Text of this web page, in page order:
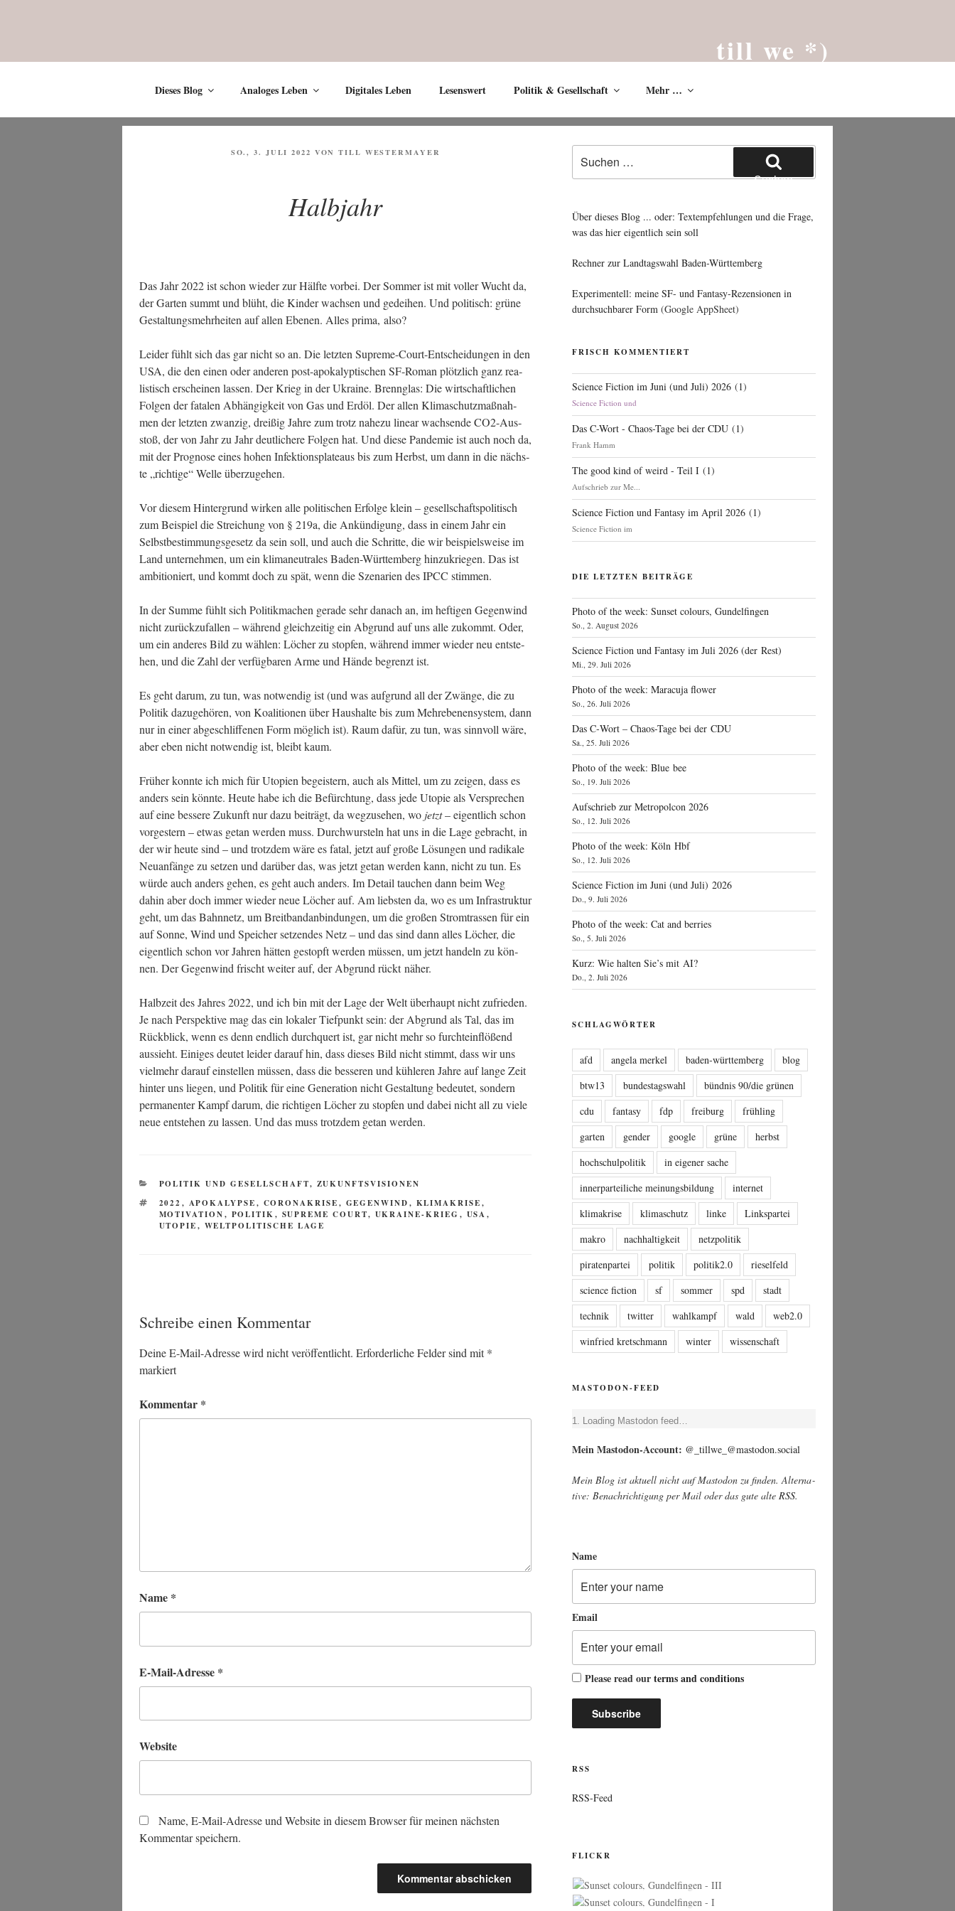
till we *)
Dieses Blog
Analoges Leben Digitales Leben Lesenswert Politik & Gesellschaft Mehr …
VERÖFFENTLICHT
SO., 3. JULI 2022 VONTILL WESTERMAYER
Halbjahr
Das Jahr 2022 ist schon wie­der zur Hälf­te vor­bei. Der Som­mer ist mit vol­ler Wucht da,
der Gar­ten summt und blüht, die Kin­der wach­sen und gedei­hen. Und poli­tisch: grü­ne
Gestal­tungs­mehr­hei­ten auf allen Ebe­nen. Alles pri­ma, also?
Lei­der fühlt sich das gar nicht so an. Die letz­ten Supre­me-Court-Ent­schei­dun­gen in den
USA, die den einen oder ande­ren post-apo­ka­lyp­ti­schen SF-Roman plötz­lich ganz rea­
lis­tisch erschei­nen las­sen. Der Krieg in der Ukrai­ne. Brenn­glas: Die wirt­schaft­li­chen
Fol­gen der fata­len Abhän­gig­keit von Gas und Erd­öl. Der allen Kli­ma­schutz­maß­nah­
men der letz­ten zwan­zig, drei­ßig Jah­re zum trotz nahe­zu line­ar wach­sen­de CO2-Aus­
stoß, der von Jahr zu Jahr deut­li­che­re Fol­gen hat. Und die­se Pan­de­mie ist auch noch da,
mit der Pro­gno­se eines hohen Infek­ti­ons­pla­teaus bis zum Herbst, um dann in die nächs­
te „rich­ti­ge“ Wel­le überzugehen.
Vor die­sem Hin­ter­grund wir­ken alle poli­ti­schen Erfol­ge klein – gesell­schafts­po­li­tisch
zum Bei­spiel die Strei­chung von § 219a, die Ankün­di­gung, dass in einem Jahr ein
Selbst­be­stim­mungs­ge­setz da sein soll, und auch die Schrit­te, die wir bei­spiels­wei­se im
Land unter­neh­men, um ein kli­ma­neu­tra­les Baden-Würt­tem­berg hin­zu­krie­gen. Das ist
ambi­tio­niert, und kommt doch zu spät, wenn die Sze­na­ri­en des IPCC stimmen.
In der Sum­me fühlt sich Poli­tik­ma­chen gera­de sehr danach an, im hef­ti­gen Gegen­wind
nicht zurück­zu­fal­len – wäh­rend gleich­zei­tig ein Abgrund auf uns alle zukommt. Oder,
um ein ande­res Bild zu wäh­len: Löcher zu stop­fen, wäh­rend immer wie­der neu ent­ste­
hen, und die Zahl der ver­füg­ba­ren Arme und Hän­de begrenzt ist.
Es geht dar­um, zu tun, was not­wen­dig ist (und was auf­grund all der Zwän­ge, die zu
Poli­tik dazu­ge­hö­ren, von Koali­tio­nen über Haus­hal­te bis zum Meh­re­be­nen­sys­tem, dann
nur in einer abge­schlif­fe­nen Form mög­lich ist). Raum dafür, zu tun, was sinn­voll wäre,
aber eben nicht not­wen­dig ist, bleibt kaum.
Frü­her konn­te ich mich für Uto­pien begeis­tern, auch als Mit­tel, um zu zei­gen, dass es
anders sein könn­te. Heu­te habe ich die Befürch­tung, dass jede Uto­pie als Ver­spre­chen
auf eine bes­se­re Zukunft nur dazu bei­trägt, da weg­zu­se­hen, wo jetzt– eigent­lich schon
vor­ges­tern – etwas getan wer­den muss. Durch­wurs­teln hat uns in die Lage gebracht, in
der wir heu­te sind – und trotz­dem wäre es fatal, jetzt auf gro­ße Lösun­gen und radi­ka­le
Neu­an­fän­ge zu set­zen und dar­über das, was jetzt getan wer­den kann, nicht zu tun. Es
wür­de auch anders gehen, es geht auch anders. Im Detail tau­chen dann beim Weg
dahin aber doch immer wie­der neue Löcher auf. Am liebs­ten da, wo es um Infra­struk­tur
geht, um das Bahn­netz, um Breit­band­an­bin­dun­gen, um die gro­ßen Strom­tras­sen für ein
auf Son­ne, Wind und Spei­cher set­zen­des Netz – und das sind dann alles Löcher, die
eigent­lich schon vor Jah­ren hät­ten gestopft wer­den müs­sen, um jetzt han­deln zu kön­
nen. Der Gegen­wind frischt wei­ter auf, der Abgrund rückt näher.
Halb­zeit des Jah­res 2022, und ich bin mit der Lage der Welt über­haupt nicht zufrie­den.
Je nach Per­spek­ti­ve mag das ein loka­ler Tief­punkt sein: der Abgrund als Tal, das im
Rück­blick, wenn es denn end­lich durch­quert ist, gar nicht mehr so furcht­ein­flö­ßend
aus­sieht. Eini­ges deu­tet lei­der dar­auf hin, dass die­ses Bild nicht stimmt, dass wir uns
viel­mehr dar­auf ein­stel­len müs­sen, dass die bes­se­ren und küh­le­ren Jah­re auf lan­ge Zeit
hin­ter uns lie­gen, und Poli­tik für eine Gene­ra­ti­on nicht Gestal­tung bedeu­tet, son­dern
per­ma­nen­ter Kampf dar­um, die rich­ti­gen Löcher zu stop­fen und dabei nicht all zu vie­le
neue ent­ste­hen zu las­sen. Und das muss trotz­dem getan werden.
KATEGORIEN
POLITIK UND GESELLSCHAFT, ZUKUNFTSVISIONEN
SCHLAGWÖRTER
2022 , APOKALYPSE, CORONAKRISE, GEGENWIND, KLIMAKRISE,
MOTIVATION, POLITIK, SUPREME COURT, UKRAINE-KRIEG , USA,
UTOPIE, WELTPOLITISCHE LAGE
Schreibe einen Kommentar
Deine E-Mail-Adresse wird nicht veröffentlicht. Erforderliche Felder sind mit*
markiert
Kommentar *
Name *
E-Mail-Adresse *
Website
Name, E-Mail-Adresse und Website in diesem Browser für meinen nächsten
Kommentar speichern.
nach:
Suchen
Über dieses Blog ... oder: Textempfehlungen und die Frage,
was das hier eigentlich sein soll
Rechner zur Landtagswahl Baden-Württemberg
Experimentell: meine SF- und Fantasy-Rezensionen in
durchsuchbarer Form (Google AppSheet)
FRISCH KOMMENTIERT
Science Fiction im Juni (und Juli) 2026 (1)
Science Fiction und
Das C-Wort - Chaos-Tage bei der CDU (1)
Frank Hamm
The good kind of weird - Teil I (1)
Aufschrieb zur Me...
Science Fiction und Fantasy im April 2026 (1)
Science Fiction im
DIE LETZTEN BEITRÄGE
Photo of the week: Sunset colours, Gundelfingen
So., 2. August 2026
Science Fiction und Fantasy im Juli 2026 (der Rest)
Mi., 29. Juli 2026
Photo of the week: Maracuja flower
So., 26. Juli 2026
Das C‑Wort – Chaos-Tage bei der CDU
Sa., 25. Juli 2026
Photo of the week: Blue bee
So., 19. Juli 2026
Aufschrieb zur Metropolcon 2026
So., 12. Juli 2026
Photo of the week: Köln Hbf
So., 12. Juli 2026
Science Fiction im Juni (und Juli) 2026
Do., 9. Juli 2026
Photo of the week: Cat and berries
So., 5. Juli 2026
Kurz: Wie halten Sie’s mit AI?
Do., 2. Juli 2026
SCHLAGWÖRTER
afd angela merkel baden-württemberg
blog
btw13
bundestagswahl
bündnis 90/die grünen
cdu
fantasy fdp freiburg
frühling
garten
gender google grüne
herbst
hochschulpolitik
in eigener sache
innerparteiliche meinungsbildung
internet
klimakrise
klimaschutz linke
Linkspartei
makro
nachhaltigkeit
netzpolitik
piratenpartei
politik politik2.0
rieselfeld
science fiction
sf sommer spd
stadt
technik
twitter wahlkampf wald
web2.0
winfried kretschmann
winter wissenschaft
MASTODON-FEED
Loa­ding Mast­o­don feed…
Mein Mast­o­don-Account: @_tillwe_@mastodon.social
Mein Blog ist aktu­ell nicht auf Mast­o­don zu fin­den. Alter­na­
ti­ve: Benach­rich­ti­gung per Mail oder das gute alteRSS.
Name
Email
Please read ourterms and conditions
RSS
RSS-Feed
FLICKR